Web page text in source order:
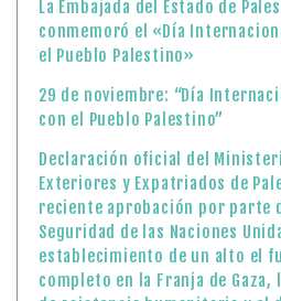
La Embajada del Estado de
conmemoró el «Día
el Pueblo Palestino»
29 de noviembre: “Día
con el Pueblo Palestino”
Declaración oficial del
Exteriores y Expatriados de
reciente aprobación por parte
Seguridad de las Naciones
establecimiento de un alto el
completo en la Franja de